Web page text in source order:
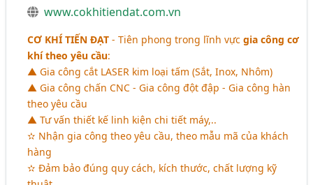
www.cokhitiendat.com.vn
CƠ KHÍ TIẾN ĐẠT - Tiên phong trong lĩnh vựcgia công cơ
khí theo yêu cầu:
▲ Gia công cắt LASER kim loại tấm (Sắt, Inox, Nhôm)
▲ Gia công chấn CNC - Gia công đột đập - Gia công hàn
theo yêu cầu
▲ Tư vấn thiết kế linh kiện chi tiết máy,..
✫ Nhận gia công theo yêu cầu, theo mẫu mã của khách
hàng
✫ Đảm bảo đúng quy cách, kích thước, chất lượng kỹ